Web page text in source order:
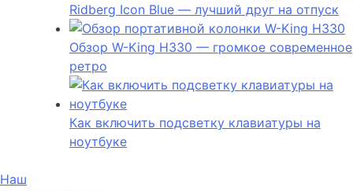
Ridberg Icon Blue — лучший друг на отпуск
Обзор W-King H330 — громкое современное
ретро
Как включить подсветку клавиатуры на
ноутбуке
Наш